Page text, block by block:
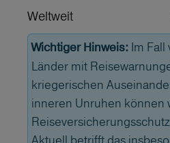
Weltweit
Wichtiger Hinweis: Im Fall
Länder mit
kriegerischen
inneren Unruhen können
Aktuell betrifft das